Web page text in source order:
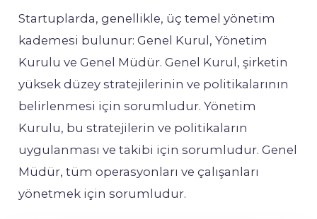
Startuplarda, genellikle, üç temel yönetim
kademesi bulunur: Genel Kurul, Yönetim
Kurulu ve Genel Müdür. Genel Kurul, şirketin
yüksek düzey stratejilerinin ve politikalarının
belirlenmesi için sorumludur. Yönetim
Kurulu, bu stratejilerin ve politikaların
uygulanması ve takibi için sorumludur. Genel
Müdür, tüm operasyonları ve çalışanları
yönetmek için sorumludur.